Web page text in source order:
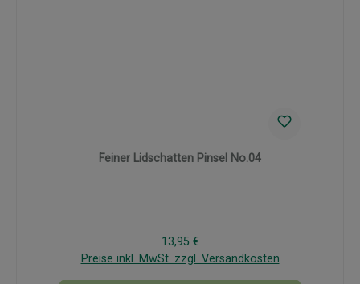
Feiner Lidschatten Pinsel No.04
Regulärer Preis:
13,95 €
Preise inkl. MwSt. zzgl. Versandkosten